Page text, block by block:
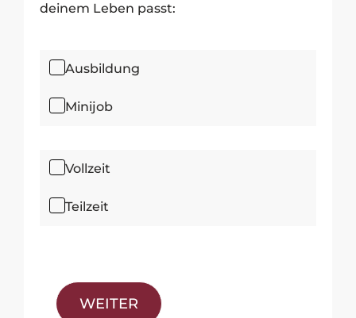
deinem Leben passt:
Ausbildung
Minijob
Vollzeit
Teilzeit
WEITER